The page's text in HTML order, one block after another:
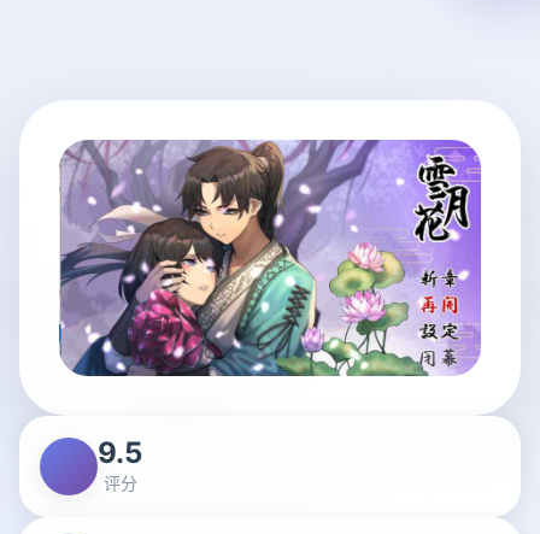
9.5
评分